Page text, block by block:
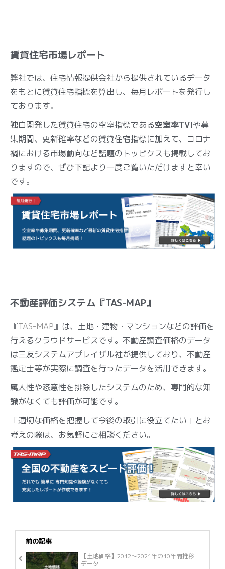
賃貸住宅市場レポート
弊社では、住宅情報提供会社から提供されているデータ
をもとに賃貸住宅指標を算出し、毎月レポートを発行し
ております。
独自開発した賃貸住宅の空室指標である空室率TVIや募
集期間、更新確率などの賃貸住宅指標に加えて、コロナ
禍における市場動向など話題のトッピクスも掲載してお
りますので、ぜひ下記より一度ご覧いただけますと幸い
です。
不動産評価システム『TAS-MAP』
『TAS-MAP』は、土地・建物・マンションなどの評価を
行えるクラウドサービスです。不動産調査価格のデータ
は三友システムアプレイザル社が提供しており、不動産
鑑定士等が実際に調査を行ったデータを活用できます。
属人性や恣意性を排除したシステムのため、専門的な知
識がなくても評価が可能です。
「適切な価格を把握して今後の取引に役立てたい」とお
考えの際は、お気軽にご相談ください。
前の記事
【土地価格】2012～2021年の10年間推移
データ